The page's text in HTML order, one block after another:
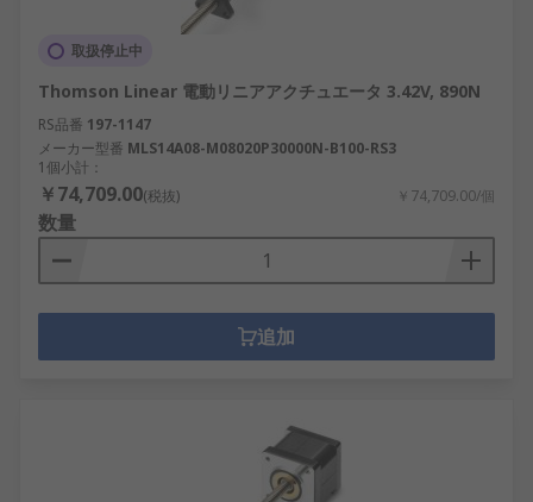
取扱停止中
Thomson Linear 電動リニアアクチュエータ 3.42V, 890N
RS品番 197-1147
メーカー型番 MLS14A08-M08020P30000N-B100-RS3
1個小計：
￥74,709.00(税抜) ￥74,709.00/個
数量
追加